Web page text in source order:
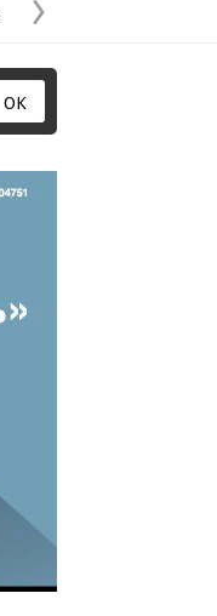
Следующая
страница
ОК